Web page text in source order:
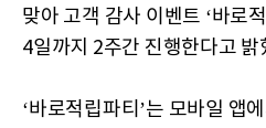
맞아 고객 감사 이벤트 ‘바로
4일까지 2주간 진행한다고 밝
‘바로적립파티’는 모바일 앱